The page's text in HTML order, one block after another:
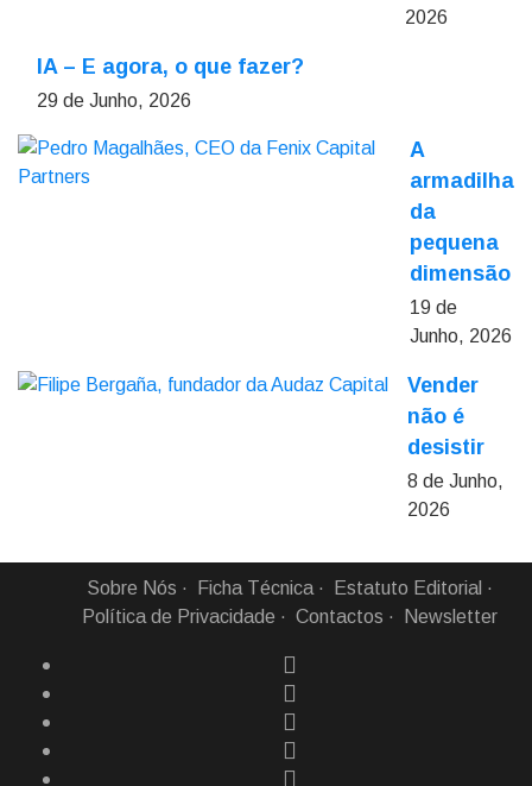
2026
IA – E agora, o que fazer?
29 de Junho, 2026
A
armadilha
da
pequena
dimensão
19 de
Junho, 2026
Vender
não é
desistir
8 de Junho,
2026
Sobre Nós Ficha Técnica
Estatuto Editorial
Política de Privacidade
Contactos Newsletter